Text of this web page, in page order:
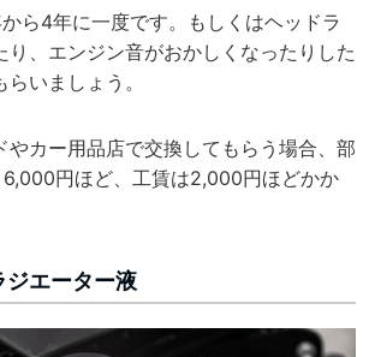
ら4年に一度です。もしくはヘッドラ
り、エンジン音がおかしくなったりした
いましょう。
やカー用品店で交換してもらう場合、部
円ほど、工賃は2,000円ほどかか
ジエーター液